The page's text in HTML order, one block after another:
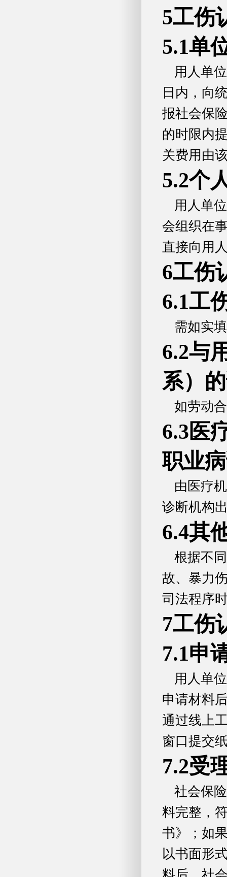
5工伤
5.1单
用人单
日内，向
报社会保
的时限内
关费用由
5.2个
用人单
会组织在
直接向用
6工伤
6.1工
需如实
6.2与
系）
如劳动
6.3医
职业
由医疗
诊断机构
6.4其
根据不
故、暴力
司法程序
7工伤
7.1申
用人单
申请材料
通过线上
窗口提交
7.2受
社会保
料完整，
书》；如
以书面形